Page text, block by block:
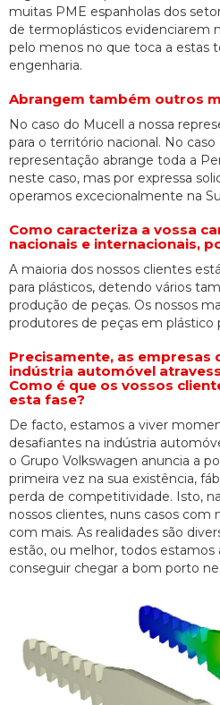
muitas PME espanholas dos
de termoplásticos evidenciarem
pelo menos no que toca a estas
engenharia.
Abrangem também outros
No caso do Mucell a nossa
para o território nacional. No caso
representação abrange toda a
neste caso, mas por expressa
operamos excecionalmente na
Como caracteriza a vossa
nacionais e internacionais,
A maioria dos nossos clientes
para plásticos, detendo vários
produção de peças. Os nossos
produtores de peças em plástico
Precisamente, as empresas
indústria automóvel
Como é que os vossos
esta fase?
De facto, estamos a viver
desafiantes na indústria
o Grupo Volkswagen anuncia a
primeira vez na sua existência,
perda de competitividade. Isto,
nossos clientes, nuns casos
com mais. As realidades são
estão, ou melhor, todos estamos
conseguir chegar a bom porto